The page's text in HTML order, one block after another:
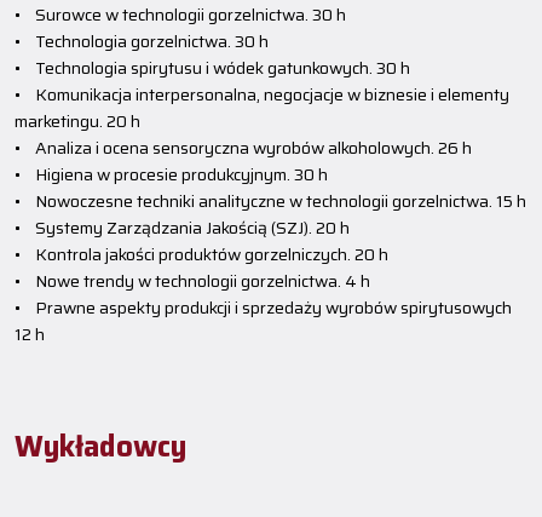
• Surowce w technologii gorzelnictwa. 30 h
• Technologia gorzelnictwa. 30 h
• Technologia spirytusu i wódek gatunkowych. 30 h
• Komunikacja interpersonalna, negocjacje w biznesie i elementy
marketingu. 20 h
• Analiza i ocena sensoryczna wyrobów alkoholowych. 26 h
• Higiena w procesie produkcyjnym. 30 h
• Nowoczesne techniki analityczne w technologii gorzelnictwa. 15 h
• Systemy Zarządzania Jakością (SZJ). 20 h
• Kontrola jakości produktów gorzelniczych. 20 h
• Nowe trendy w technologii gorzelnictwa. 4 h
• Prawne aspekty produkcji i sprzedaży wyrobów spirytusowych
12 h
Wykładowcy